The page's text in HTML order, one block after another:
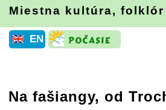
Miestna kultúra, folklór
EN
Na fašiangy, od